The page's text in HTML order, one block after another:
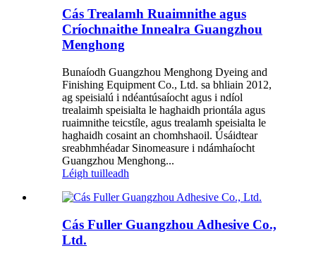
Cás Trealamh Ruaimnithe agus
Críochnaithe Innealra Guangzhou
Menghong
Bunaíodh Guangzhou Menghong Dyeing and
Finishing Equipment Co., Ltd. sa bhliain 2012,
ag speisialú i ndéantúsaíocht agus i ndíol
trealaimh speisialta le haghaidh priontála agus
ruaimnithe teicstíle, agus trealamh speisialta le
haghaidh cosaint an chomhshaoil. Úsáidtear
sreabhmhéadar Sinomeasure i ndámhaíocht
Guangzhou Menghong...
Léigh tuilleadh
Cás Fuller Guangzhou Adhesive Co.,
Ltd.